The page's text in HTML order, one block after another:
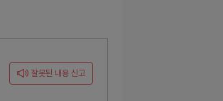
잘못된 내용 신고